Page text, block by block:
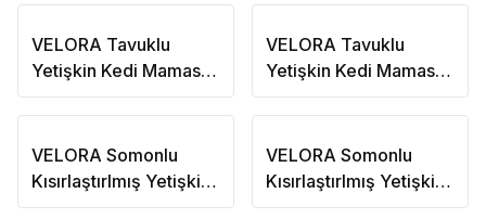
VELORA Tavuklu
Yetişkin Kedi Maması
1,2 kg
VELORA Tavuklu
Yetişkin Kedi Maması
1,2 kg 6'lı Paket
VELORA Somonlu
Kısırlaştırlmış Yetişkin
Kedi 1 kg
VELORA Somonlu
Kısırlaştırlmış Yetişkin
Kedi 1 kg 6'lı